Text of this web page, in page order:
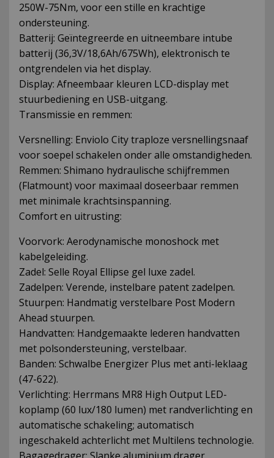
250W-75Nm, voor een stille en krachtige
ondersteuning.
Batterij: Geïntegreerde en uitneembare intube
batterij (36,3V/18,6Ah/675Wh), elektronisch te
ontgrendelen via het display.
Display: Afneembaar kleuren LCD-display met
stuurbediening en USB-uitgang.
Transmissie en remmen:
Versnelling: Enviolo City traploze versnellingsnaaf
voor soepel schakelen onder alle omstandigheden.
Remmen: Shimano hydraulische schijfremmen
(Flatmount) voor maximaal doseerbaar remmen
met minimale krachtsinspanning.
Comfort en uitrusting:
Voorvork: Aerodynamische monoshock met
kabelgeleiding.
Zadel: Selle Royal Ellipse gel luxe zadel.
Zadelpen: Verende, instelbare patent zadelpen.
Stuurpen: Handmatig verstelbare Post Modern
Ahead stuurpen.
Handvatten: Handgemaakte lederen handvatten
met polsondersteuning, verstelbaar.
Banden: Schwalbe Energizer Plus met anti-leklaag
(47-622).
Verlichting: Herrmans MR8 High Output LED-
koplamp (60 lux/180 lumen) met randverlichting en
automatische schakeling; automatisch
ingeschakeld achterlicht met Multilens technologie.